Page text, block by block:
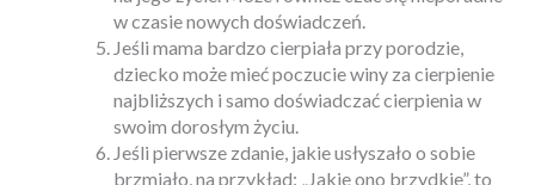
w czasie nowych doświadczeń.
Jeśli mama bardzo cierpiała przy porodzie,
dziecko może mieć poczucie winy za cierpienie
najbliższych i samo doświadczać cierpienia w
swoim dorosłym życiu.
Jeśli pierwsze zdanie, jakie usłyszało o sobie
brzmiało, na przykład: „Jakie ono brzydkie”, to